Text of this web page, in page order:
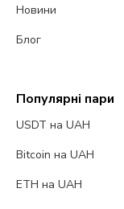
Новини
Блог
Популярні пари
USDT на UAH
Bitcoin на UAH
ETH на UAH